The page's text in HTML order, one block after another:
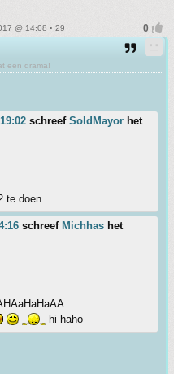
@ 14:08 • 29
een drama!
schreef SoldMayor het
te doen.
schreef Michhas het
hi haho